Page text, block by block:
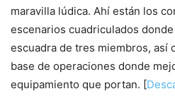
maravilla lúdica. Ahí están los
escenarios cuadriculados
escuadra de tres miembros, así
base de operaciones donde
equipamiento que portan. [